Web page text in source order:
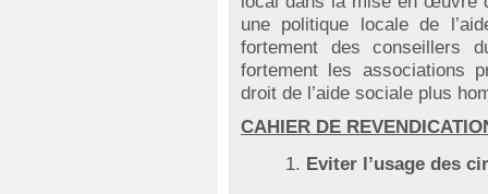
une politique locale de
fortement des conseillers
fortement les associations
droit de l’aide sociale plus
CAHIER DE
Eviter l’usage des